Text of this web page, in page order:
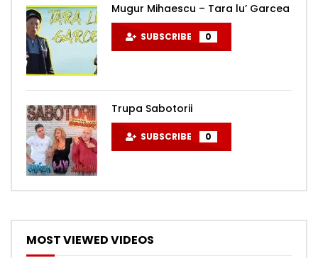
Mugur Mihaescu – Tara lu’ Garcea
SUBSCRIBE 0
Trupa Sabotorii
SUBSCRIBE 0
MOST VIEWED VIDEOS